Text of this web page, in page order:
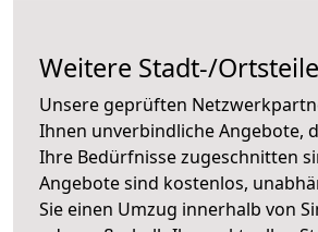
Weitere Stadt-/
Unsere geprüften
Ihnen unverbindliche Angebote,
Ihre Bedürfnisse zugeschnitten
Angebote sind kostenlos,
Sie einen Umzug innerhalb von